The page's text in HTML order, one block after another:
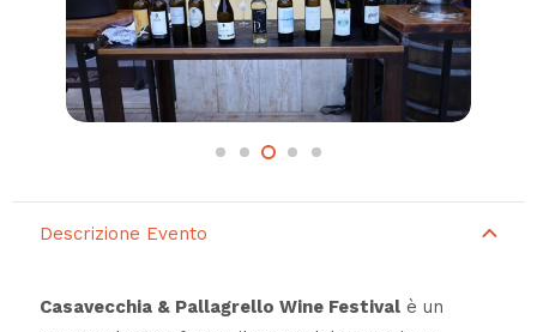
Descrizione Evento
Casavecchia & Pallagrello Wine Festivalè un